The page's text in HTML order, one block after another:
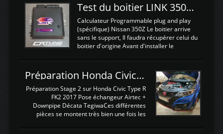
Test du boitier LINK 350Z Plugin ECU
Calculateur Programmable plug and play
(spécifique) Nissan 350Z Le boitier arrive
sans le support, Il faudra récupérer celui du
boitier d'origine Avant d'installer le
d'envoyer l'information de la large bande
dans le boitier. sydney sweeney deepfake
La sortie 0-5V de l'afr sera connectée sur
l'entrée AN Volt 8 et GndAN pour
Analogique, et Volt car l'information est une
tension (Pas une résistance variable d'un
est temps de brancher le ...
Préparation Honda Civic Type R FK2
Préparation Stage 2 sur Honda Civic Type R
FK2 2017 Pose échangeur Airtec +
Downpipe Décata TegiwaCes différentes
pièces se montent très bien une fois les